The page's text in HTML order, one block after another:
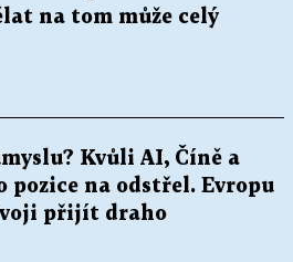
na tom může celý
Kvůli AI, Číně a
pozice na odstřel. Evropu
přijít draho